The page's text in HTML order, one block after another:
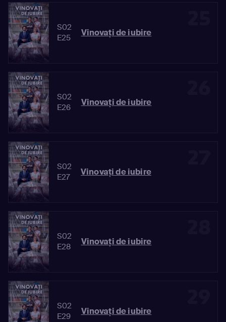
S02
E25
Vinovaţi de iubire
S02
E26
Vinovaţi de iubire
S02
E27
Vinovaţi de iubire
S02
E28
Vinovaţi de iubire
S02
E29
Vinovaţi de iubire